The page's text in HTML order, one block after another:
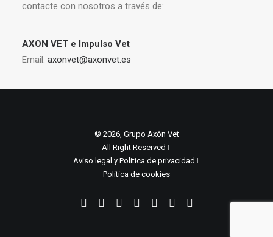
contacte con nosotros a través de:
AXON VET e Impulso Vet
Email. axonvet@axonvet.es
© 2026, Grupo Axón Vet
All Right Reserved ǀ
Aviso legal y Politica de privacidad ǀ
Política de cookies